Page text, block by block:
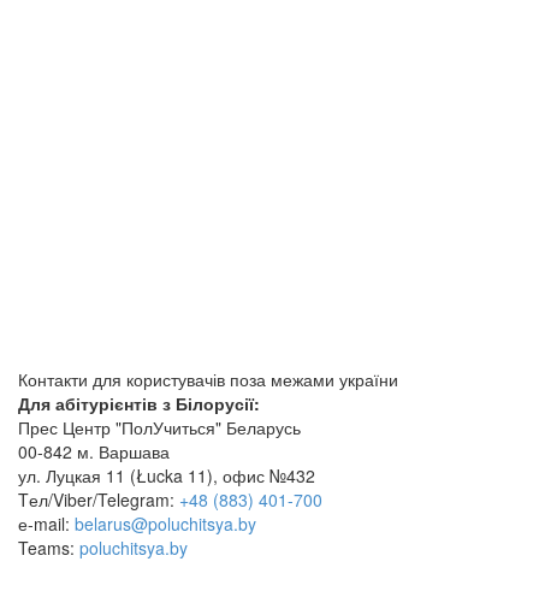
Контакти для користувачів поза межами україни
Для абітурієнтів з Білорусії:
Прес Центр "ПолУчиться" Беларусь
00-842 м. Варшава
ул. Луцкая 11 (Łucka 11), офис №432
Tел/Viber/Telegram: +48 (883) 401-700
е-mail: belarus@poluchitsya.by
Teams: poluchitsya.by